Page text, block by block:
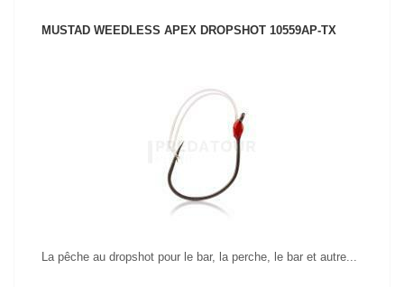
MUSTAD WEEDLESS APEX DROPSHOT 10559AP-TX
VOIR LE PRODUIT
La pêche au dropshot pour le bar, la perche, le bar et autre...